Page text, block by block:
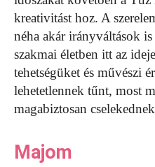
kreativitást hoz. A
néha akár irányváltások
szakmai életben itt az
tehetségüket és művészi
lehetetlennek tűnt, most
magabiztosan
Majom